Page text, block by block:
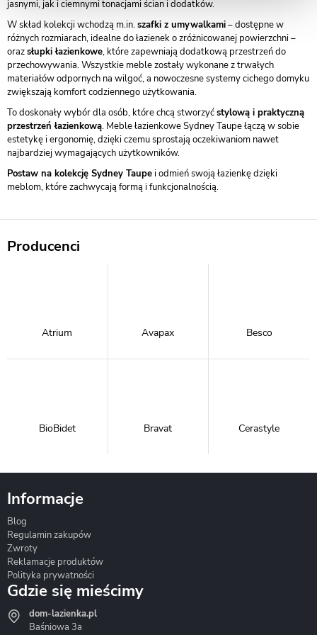
jasnymi, jak i ciemnymi tonacjami ścian i dodatków.
W skład kolekcji wchodzą m.in.szafki z umywalkami– dostępne w
różnych rozmiarach, idealne do łazienek o zróżnicowanej powierzchni –
orazsłupki łazienkowe, które zapewniają dodatkową przestrzeń do
przechowywania. Wszystkie meble zostały wykonane z trwałych
materiałów odpornych na wilgoć, a nowoczesne systemy cichego domyku
zwiększają komfort codziennego użytkowania.
To doskonały wybór dla osób, które chcą stworzyćstylową i praktyczną
przestrzeń łazienkową. Meble łazienkowe Sydney Taupe łączą w sobie
estetykę i ergonomię, dzięki czemu sprostają oczekiwaniom nawet
najbardziej wymagających użytkowników.
Postaw na kolekcję Sydney Taupei odmień swoją łazienkę dzięki
meblom, które zachwycają formą i funkcjonalnością.
Producenci
Atrium Avapax Besco
BioBidet Bravat Cerastyle
Hydrostop
Informacje
Blog
Regulamin zakupów
Zwroty
Reklamacje produktów
Polityka prywatności
Gdzie się mieścimy
dom-lazienka.pl
Baśniowa 3a